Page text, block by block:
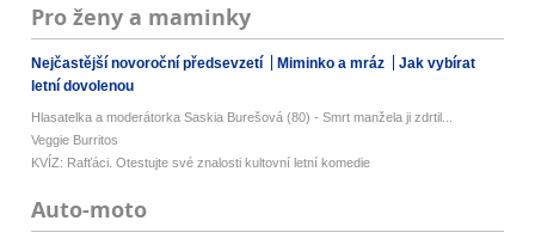
Pro ženy a maminky
Nejčastější novoroční předsevzetí Miminko a mráz
Jak vybírat
letní dovolenou
Hlasatelka a moderátorka Saskia Burešová (80) - Smrt manžela ji zdrtil...
Veggie Burritos
KVÍZ: Rafťáci. Otestujte své znalosti kultovní letní komedie
Auto-moto